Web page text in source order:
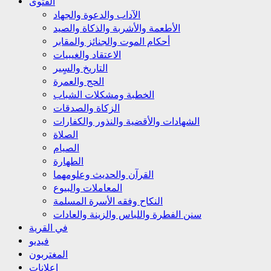
الآداب والدعوة والجهاد
الأطعمة والأشربة والذكاة والصيد
أحكام الموت والجنائز والمقابر
الاعتقاد والغيبيات
التاريخ والسٍير
الحج والعمرة
الخطبة ومشكلات الشباب
الزكاة والصدقات
الشهادات والأقضية والنذور والكفارات
الصلاة
الصيام
الطهارة
القرآن والحديث وعلومهما
المعاملات والبيوع
النكاح وفقه الأسرة المسلمة
سنن الفطرة واللباس والزينة والعادات
في القرية
فيديو
المغتربون
إعلانات